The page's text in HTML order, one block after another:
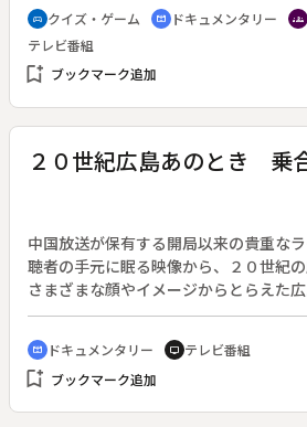
ど様々な昆虫が大好物。以前、酒井美
も虫が食べたい」と思ったという遠野は
ん一家と暮らし、一緒に物怖じせずネズ
sports_esports クイズ・ゲーム cinematic_blur ドキュメンタリー groups
テレビ番組
bookmark_add ブックマーク追加
２０世紀広島あのとき 乗
中国放送が保有する開局以来の貴重な
聴者の手元に眠る映像から、２０世紀の
さまざまな顔やイメージからとらえた
る。◆この回は「乗合バスは行く」。
cinematic_blur ドキュメンタリー tv テレビ番組
bookmark_add ブックマーク追加